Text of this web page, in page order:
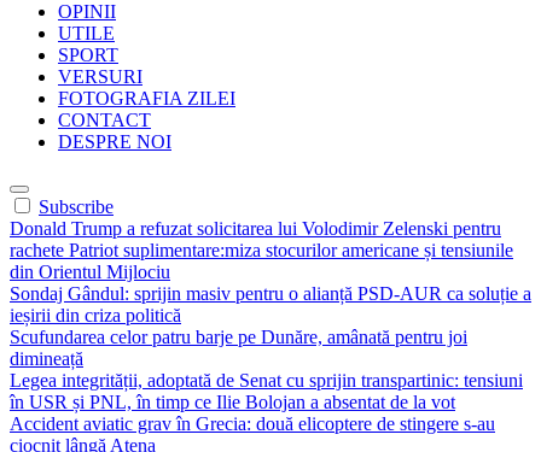
OPINII
UTILE
SPORT
VERSURI
FOTOGRAFIA ZILEI
CONTACT
DESPRE NOI
Subscribe
Donald Trump a refuzat solicitarea lui Volodimir Zelenski pentru
rachete Patriot suplimentare:miza stocurilor americane și tensiunile
din Orientul Mijlociu
Sondaj Gândul: sprijin masiv pentru o alianță PSD-AUR ca soluție a
ieșirii din criza politică
Scufundarea celor patru barje pe Dunăre, amânată pentru joi
dimineață
Legea integrității, adoptată de Senat cu sprijin transpartinic: tensiuni
în USR și PNL, în timp ce Ilie Bolojan a absentat de la vot
Accident aviatic grav în Grecia: două elicoptere de stingere s-au
ciocnit lângă Atena